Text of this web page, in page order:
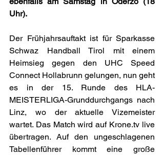
Uhr).
Der Frühjahrsauftakt ist für Sparkasse
Schwaz Handball Tirol mit einem
Heimsieg gegen den UHC Speed
Connect Hollabrunn gelungen, nun geht
es in der 15. Runde des HLA-
MEISTERLIGA-Grunddurchgangs nach
Linz, wo der aktuelle Vizemeister
wartet. Das Match wird auf Krone.tv live
übertragen. Auf den ungeschlagenen
Tabellenführer kommt eine große